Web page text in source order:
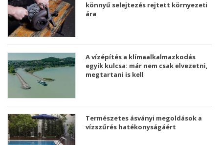
könnyű selejtezés rejtett környezeti
ára
A vízépítés a klímaalkalmazkodás
egyik kulcsa: már nem csak elvezetni,
megtartani is kell
Természetes ásványi megoldások a
vízszűrés hatékonyságáért